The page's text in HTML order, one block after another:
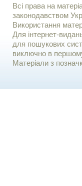
Всі права на
законодавством
Використання
Для iнтернет-
для пошукових
виключно в
Матеріали з